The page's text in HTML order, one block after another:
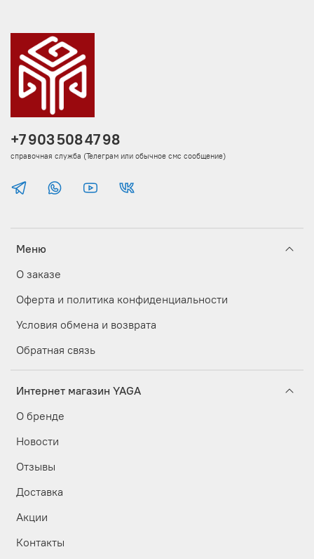
Меню
О заказе
Оферта и политика конфиденциальности
Условия обмена и возврата
Обратная связь
Интернет магазин YAGA
О бренде
Новости
Отзывы
Доставка
Акции
Контакты
+7 903 508 47 98
справочная служба (Телеграм или обычное смс сообщение)